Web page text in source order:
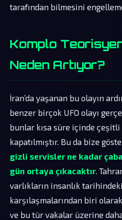
tarafından bilmesini
Komplo
Neden Artıyor?
İran’da yaşanan bu olayın
benzer birçok UFO olayı
bunlar kısa süre içinde
kapatılmıştır. Bu da bize
gizli servisler ne kadar
gün ortaya çıkacaktır .
varlıkların insanlık
karşılaşmalarından biri
ve bu tür vakalar üzerine